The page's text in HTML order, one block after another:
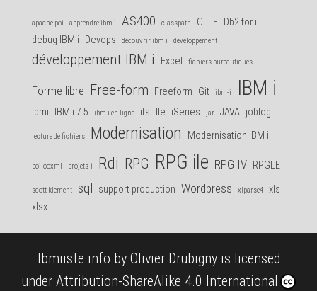
apache poi apprendre ibm i AS400 classpath CLLE Db2 for i
debug IBM i
Devops découvrir ibm i développement
développement IBM i Excel fichiers bureautiques
Forme libre Free-form Freeform Git ibm-i IBM i
ibmi IBM i 7.5 ibm i en ligne ifs Ile iSeries jar JAVA joblog
lecture de fichiers Modernisation Modernisation IBM i
poi-ooxml projets-i Rdi RPG RPG ile RPG IV RPGLE
scott klement sql support production Wordpress xlparse4
xls
xlsx
Ibmiiste.info by Olivier Drubignyis licensed
under Attribution-ShareAlike 4.0 International